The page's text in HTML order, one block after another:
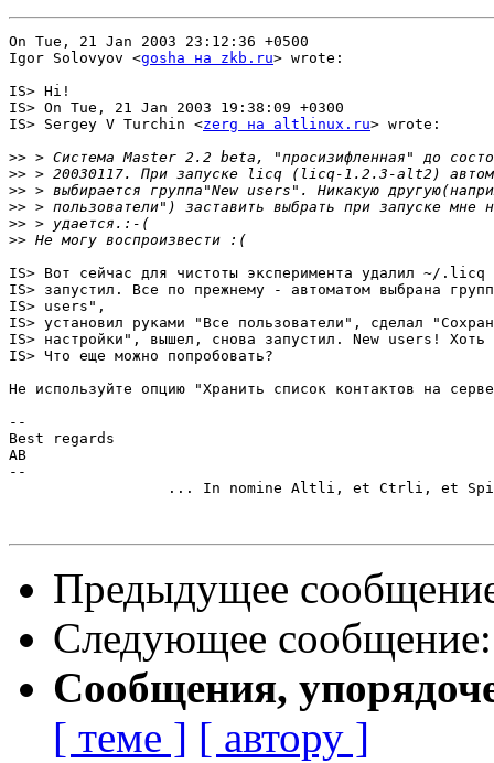
On Tue, 21 Jan 2003 23:12:36 +0500
Igor Solovyov <gosha на zkb.ru> wrote:
IS> Hi!
IS> On Tue, 21 Jan 2003 19:38:09 +0300
IS> Sergey V Turchin <zerg на altlinux.ru> wrote:
>>
>>
>>
>>
>>
>>
IS> Вот сейчас для чистоты эксперимента удалил ~/.licq
IS> запустил. Все по прежнему - автоматом выбрана
IS> users",
IS> установил руками "Все пользователи", сделал
IS> настройки", вышел, снова запустил. New users! Хоть
IS> Что еще можно попробовать?
Не используйте опцию "Хранить список контактов на
--
Best regards
AB
--
... In nomine Altli, et Ctrli, et
Предыдущее
Следующее
Сообщения,
[ теме ] [ автору ]